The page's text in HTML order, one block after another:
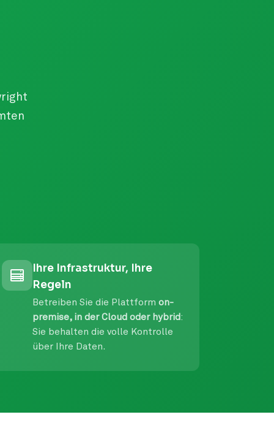
Ihre Infrastruktur, Ihre
Regeln
Betreiben Sie die Plattform on-
premise, in der Cloud oder hybrid :
Sie behalten die volle Kontrolle
über Ihre Daten.